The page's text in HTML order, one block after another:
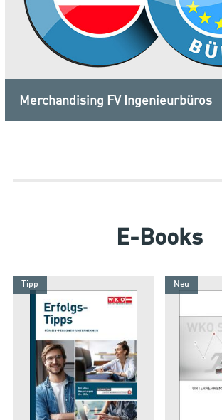
Merchandising FV Ingenieurbüros
E-Books
Tipp Neu